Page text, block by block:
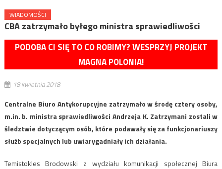
WIADOMOŚCI
CBA zatrzymało byłego ministra sprawiedliwości
PODOBA CI SIĘ TO CO ROBIMY? WESPRZYJ PROJEKT
MAGNA POLONIA!
18 kwietnia 2018
Centralne Biuro Antykorupcyjne zatrzymało w środę cztery osoby,
m.in. b. ministra sprawiedliwości Andrzeja K. Zatrzymani zostali w
śledztwie dotyczącym osób, które podawały się za funkcjonariuszy
służb specjalnych lub uwiarygadniały ich działania.
Temistokles Brodowski z wydziału komunikacji społecznej Biura